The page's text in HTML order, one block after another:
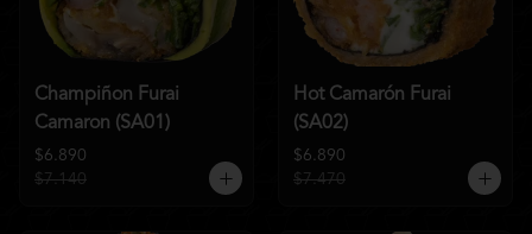
Champiñon Furai
Camaron (SA01)
$6.890
$7.140
Hot Camarón Furai
(SA02)
$6.890
$7.470